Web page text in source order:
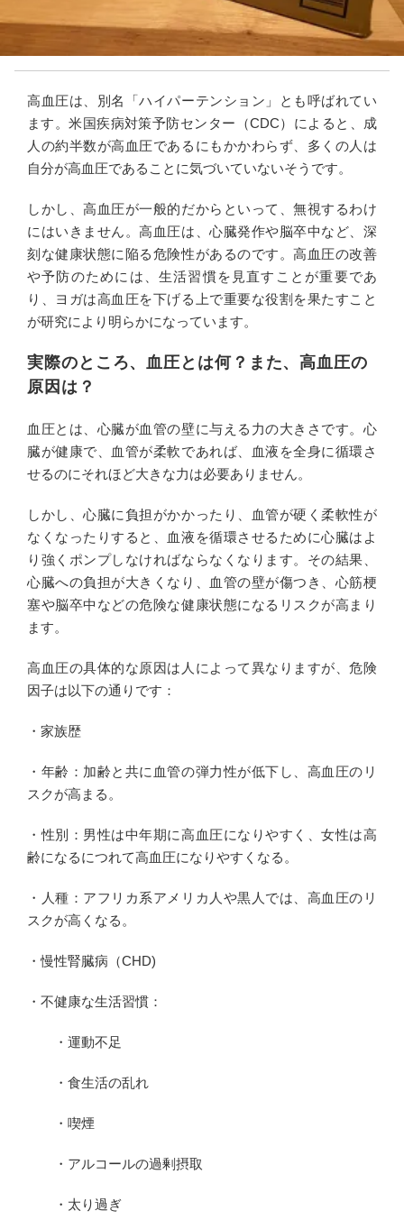
高血圧は、別名「ハイパーテンション」とも呼ばれてい
ます。米国疾病対策予防センター（CDC）によると、成
人の約半数が高血圧であるにもかかわらず、多くの人は
自分が高血圧であることに気づいていないそうです。
しかし、高血圧が一般的だからといって、無視するわけ
にはいきません。高血圧は、心臓発作や脳卒中など、深
刻な健康状態に陥る危険性があるのです。高血圧の改善
や予防のためには、生活習慣を見直すことが重要であ
り、ヨガは高血圧を下げる上で重要な役割を果たすこと
が研究により明らかになっています。
実際のところ、血圧とは何？また、高血圧の
原因は？
血圧とは、心臓が血管の壁に与える力の大きさです。心
臓が健康で、血管が柔軟であれば、血液を全身に循環さ
せるのにそれほど大きな力は必要ありません。
しかし、心臓に負担がかかったり、血管が硬く柔軟性が
なくなったりすると、血液を循環させるために心臓はよ
り強くポンプしなければならなくなります。その結果、
心臓への負担が大きくなり、血管の壁が傷つき、心筋梗
塞や脳卒中などの危険な健康状態になるリスクが高まり
ます。
高血圧の具体的な原因は人によって異なりますが、危険
因子は以下の通りです：
・家族歴
・年齢：加齢と共に血管の弾力性が低下し、高血圧のリ
スクが高まる。
・性別：男性は中年期に高血圧になりやすく、女性は高
齢になるにつれて高血圧になりやすくなる。
・人種：アフリカ系アメリカ人や黒人では、高血圧のリ
スクが高くなる。
・慢性腎臓病（CHD)
・不健康な生活習慣：
・運動不足
・食生活の乱れ
・喫煙
・アルコールの過剰摂取
・太り過ぎ